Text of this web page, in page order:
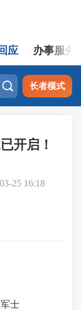
应 办事服务
 长者模式
开启！
25 16:18
士